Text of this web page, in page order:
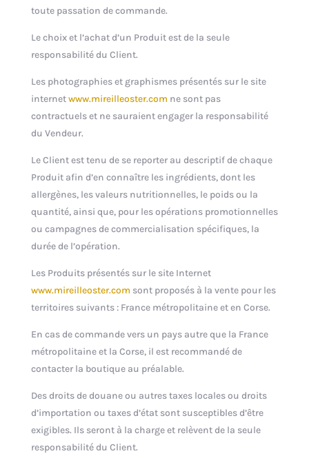
toute passation de commande.
Le choix et l’achat d’un Produit est de la seule
responsabilité du Client.
Les photographies et graphismes présentés sur le site
internetwww.mireilleoster.com ne sont pas
contractuels et ne sauraient engager la responsabilité
du Vendeur.
Le Client est tenu de se reporter au descriptif de chaque
Produit afin d’en connaître les ingrédients, dont les
allergènes, les valeurs nutritionnelles, le poids ou la
quantité, ainsi que, pour les opérations promotionnelles
ou campagnes de commercialisation spécifiques, la
durée de l’opération.
Les Produits présentés sur le site Internet
www.mireilleoster.com sont proposés à la vente pour les
territoires suivants : France métropolitaine et en Corse.
En cas de commande vers un pays autre que la France
métropolitaine et la Corse, il est recommandé de
contacter la boutique au préalable.
Des droits de douane ou autres taxes locales ou droits
d’importation ou taxes d’état sont susceptibles d’être
exigibles. Ils seront à la charge et relèvent de la seule
responsabilité du Client.